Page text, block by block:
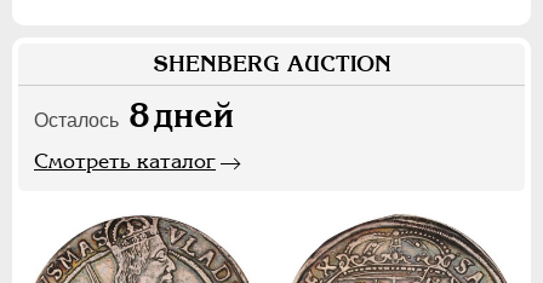
SHENBERG AUCTION
Осталось 8дней
Смотреть каталог